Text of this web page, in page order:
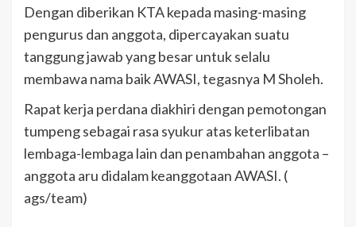
Dengan diberikan KTA kepada masing-masing
pengurus dan anggota, dipercayakan suatu
tanggung jawab yang besar untuk selalu
membawa nama baik AWASI, tegasnya M Sholeh.
Rapat kerja perdana diakhiri dengan pemotongan
tumpeng sebagai rasa syukur atas keterlibatan
lembaga-lembaga lain dan penambahan anggota –
anggota aru didalam keanggotaan AWASI. (
ags/team)